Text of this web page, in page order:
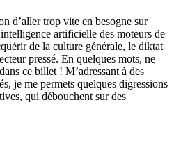
d’aller trop vite en besogne sur
artificielle des moteurs de
de la culture générale, le diktat
pressé. En quelques mots, ne
ce billet ! M’adressant à des
je me permets quelques digressions
qui débouchent sur des